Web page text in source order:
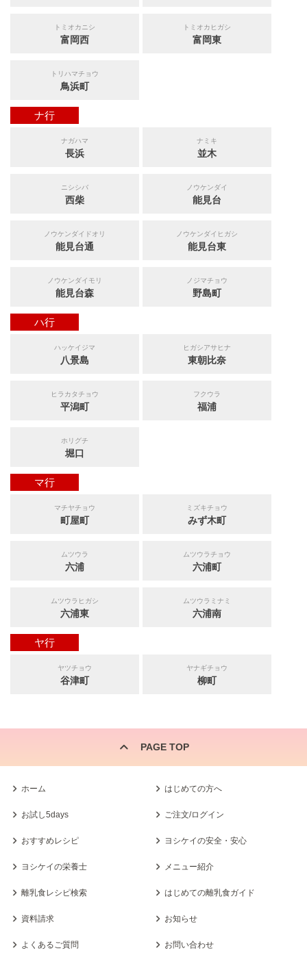
トミオカニシ
富岡西
トミオカヒガシ
富岡東
トリハマチョウ
鳥浜町
ナ行
ナガハマ
長浜
ナミキ
並木
ニシシバ
西柴
ノウケンダイ
能見台
ノウケンダイドオリ
能見台通
ノウケンダイヒガシ
能見台東
ノウケンダイモリ
能見台森
ノジマチョウ
野島町
ハ行
ハッケイジマ
八景島
ヒガシアサヒナ
東朝比奈
ヒラカタチョウ
平潟町
フクウラ
福浦
ホリグチ
堀口
マ行
マチヤチョウ
町屋町
ミズキチョウ
みず木町
ムツウラ
六浦
ムツウラチョウ
六浦町
ムツウラヒガシ
六浦東
ムツウラミナミ
六浦南
ヤ行
ヤツチョウ
谷津町
ヤナギチョウ
柳町
PAGE TOP
ホーム はじめての方へ
お試し5days ご注文/ログイン
おすすめレシピ ヨシケイの安全・安心
ヨシケイの栄養士 メニュー紹介
離乳食レシピ検索 はじめての離乳食ガイド
資料請求 お知らせ
よくあるご質問 お問い合わせ